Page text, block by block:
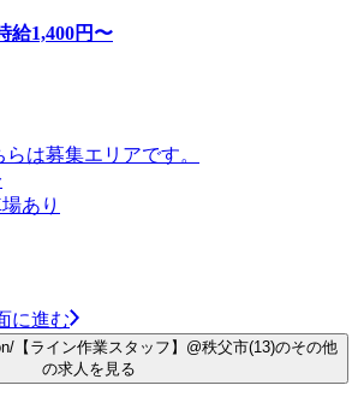
給1,400円〜
は募集エリアです。
あり
に進む
【ライン作業スタッフ】@秩父市(13)のその他
の求人を見る